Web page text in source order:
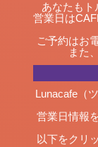
あなたもト
営業日は
ご予約はお
また
Lunacafe（
営業日情報
以下をクリ